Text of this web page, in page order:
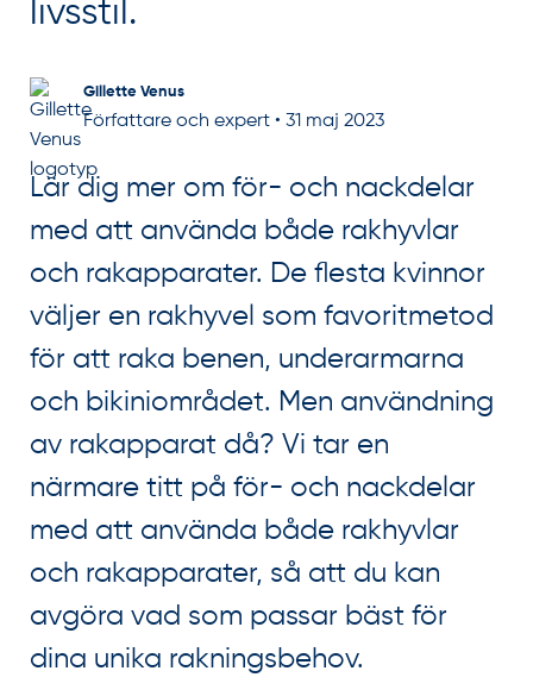
Gillette Venus
Författare och expert • 31 maj 2023
livsstil.
Lär dig mer om för- och nackdelar
med att använda både rakhyvlar
och rakapparater. De flesta kvinnor
väljer en rakhyvel som favoritmetod
för att raka benen, underarmarna
och bikiniområdet. Men användning
av rakapparat då? Vi tar en
närmare titt på för- och nackdelar
med att använda både rakhyvlar
och rakapparater, så att du kan
avgöra vad som passar bäst för
dina unika rakningsbehov.